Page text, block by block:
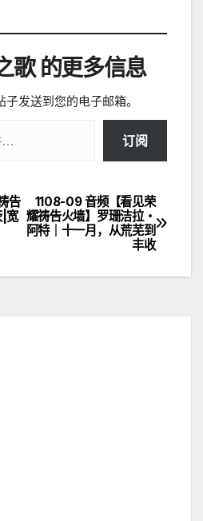
歌 的更多信息
发送到您的电子邮箱。
订阅
1108-09 音频【看见荣
耀祷告火墙】罗珊洁拉・
阿特｜十一月，从荒芜到
丰收
告
|宽